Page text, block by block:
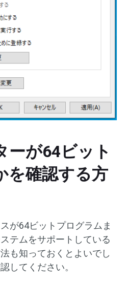
ーが64ビット
を確認する方
が64ビットプログラムま
テムをサポートしている
も知っておくとよいでし
してください。